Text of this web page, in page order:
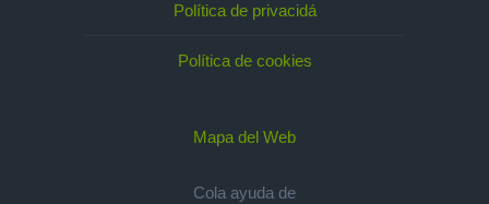
Política de privacidá
Política de cookies
Mapa del Web
Cola ayuda de